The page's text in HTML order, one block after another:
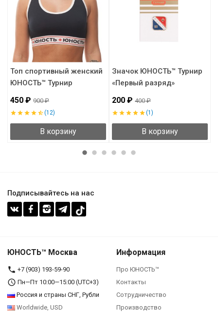
Топ спортивный женский
ЮНОСТЬ™ Турнир
450 ₽ 900 ₽
(12)
В корзину
Значок ЮНОСТЬ™ Турнир
«Первый разряд»
200 ₽ 400 ₽
(1)
В корзину
Подписывайтесь на нас
ЮНОСТЬ™ Москва
+7 (903) 193-59-90‬
Пн—Пт 10:00—15:00 (UTC+3)
Россия и страны СНГ, Рубли
Worldwide, USD
Информация
Про ЮНОСТЬ™
Контакты
Сотрудничество
Производство